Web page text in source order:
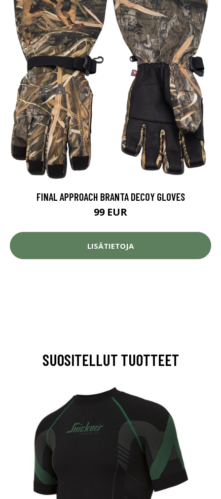
FINAL APPROACH BRANTA DECOY GLOVES
99 EUR
LISÄTIETOJA
SUOSITELLUT TUOTTEET